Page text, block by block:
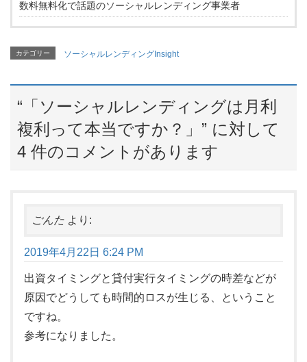
数料無料化で話題のソーシャルレンディング事業者
カテゴリー ソーシャルレンディングInsight
“ 「ソーシャルレンディングは月利
複利って本当ですか？」 ” に対して
4 件のコメントがあります
ごんた より:
2019年4月22日 6:24 PM
出資タイミングと貸付実行タイミングの時差などが
原因でどうしても時間的ロスが生じる、ということ
ですね。
参考になりました。